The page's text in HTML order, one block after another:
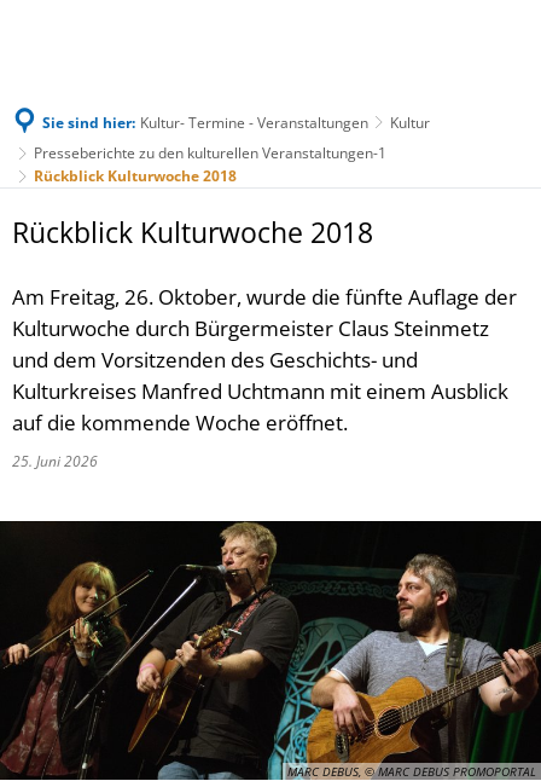
Sie sind hier: Kultur- Termine - Veranstaltungen
Kultur
Presseberichte zu den kulturellen Veranstaltungen-1
Rückblick Kulturwoche 2018
Rückblick Kulturwoche 2018
Am Freitag, 26. Oktober, wurde die fünfte Auflage der
Kulturwoche durch Bürgermeister Claus Steinmetz
und dem Vorsitzenden des Geschichts- und
Kulturkreises Manfred Uchtmann mit einem Ausblick
auf die kommende Woche eröffnet.
25. Juni 2026
MARC DEBUS, © MARC DEBUS PROMOPORTAL